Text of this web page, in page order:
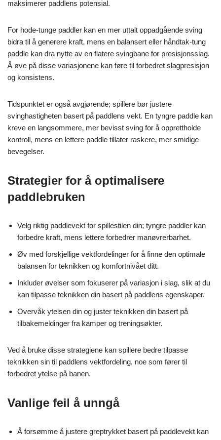
maksimerer paddlens potensial.
For hode-tunge paddler kan en mer uttalt oppadgående sving
bidra til å generere kraft, mens en balansert eller håndtak-tung
paddle kan dra nytte av en flatere svingbane for presisjonsslag.
Å øve på disse variasjonene kan føre til forbedret slagpresisjon
og konsistens.
Tidspunktet er også avgjørende; spillere bør justere
svinghastigheten basert på paddlens vekt. En tyngre paddle kan
kreve en langsommere, mer bevisst sving for å opprettholde
kontroll, mens en lettere paddle tillater raskere, mer smidige
bevegelser.
Strategier for å optimalisere
paddlebruken
Velg riktig paddlevekt for spillestilen din; tyngre paddler kan
forbedre kraft, mens lettere forbedrer manøvrerbarhet.
Øv med forskjellige vektfordelinger for å finne den optimale
balansen for teknikken og komfortnivået ditt.
Inkluder øvelser som fokuserer på variasjon i slag, slik at du
kan tilpasse teknikken din basert på paddlens egenskaper.
Overvåk ytelsen din og juster teknikken din basert på
tilbakemeldinger fra kamper og treningsøkter.
Ved å bruke disse strategiene kan spillere bedre tilpasse
teknikken sin til paddlens vektfordeling, noe som fører til
forbedret ytelse på banen.
Vanlige feil å unngå
Å forsømme å justere greptrykket basert på paddlevekt kan